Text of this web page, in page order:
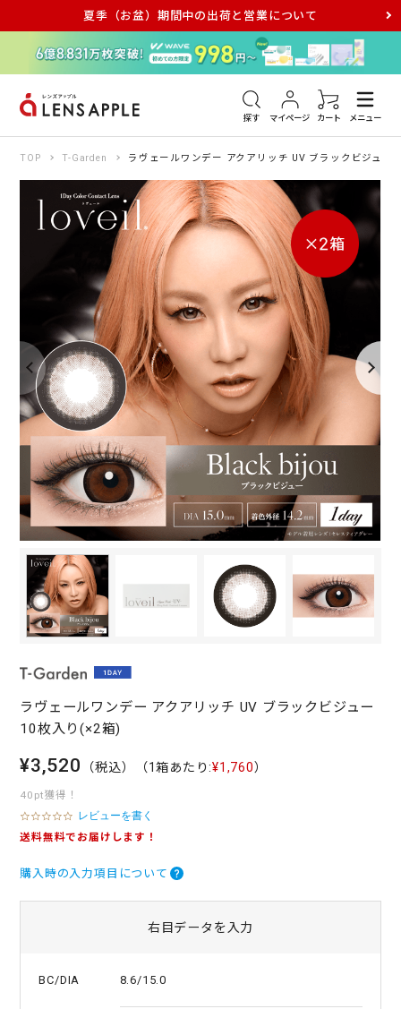
夏季（お盆）期間中の出荷と営業について
探す マイページ カート メニュー
アキュビュー メダリスト メガネ
TOP T-Garden ラヴェールワンデー アクアリッチ UV ブラックビジュー
ラヴェールワンデー アクアリッチ UV ブラックビジュー
10枚入り(×2箱)
¥3,520 （税込） （1箱あたり:¥1,760）
40pt獲得！
0
.
t
n
レビューを書く
送料無料でお届けします！
購入時の入力項目について
右目データを入力
BC/DIA 8.6/15.0